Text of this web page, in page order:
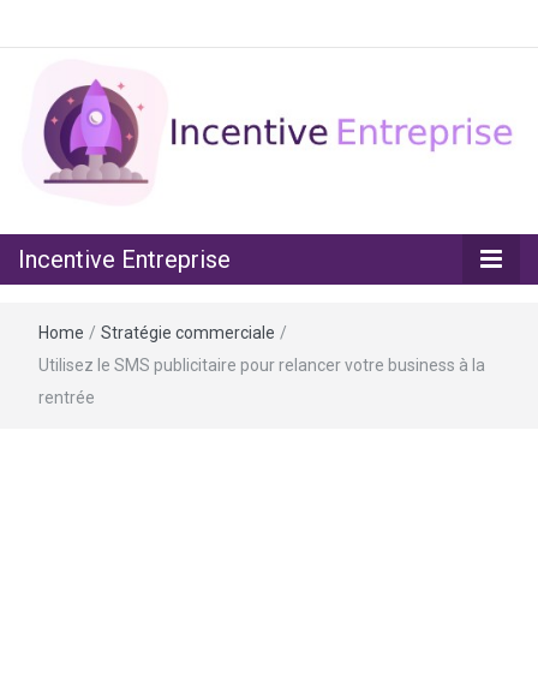
Incentive
Incentive Entreprise
Home / Stratégie commerciale /
Utilisez le SMS publicitaire pour relancer votre business à la
rentrée